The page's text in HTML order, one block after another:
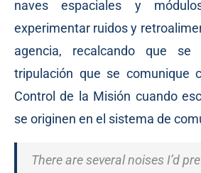
naves espaciales y
experimentar ruidos y
agencia, recalcando que
tripulación que se comunique
Control de la Misión cuando
se originen en el sistema de
There are several noises I’d